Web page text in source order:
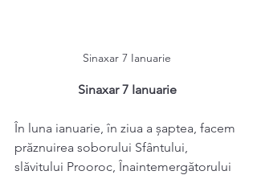
Sinaxar 7 Ianuarie
Sinaxar 7 Ianuarie
În luna ianuarie, în ziua a șaptea, facem
prăznuirea soborului Sfântului,
slăvitului Prooroc, Înaintemergătorului